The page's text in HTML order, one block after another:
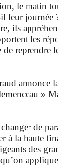
le matin
leur journée
ils
les
de reprendre
annonce
»
de
à la haute
des